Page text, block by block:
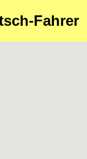
Fahrer